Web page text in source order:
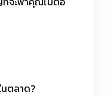
นตลาด?